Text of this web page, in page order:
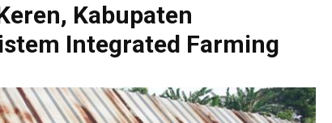
Kabupaten
Integrated Farming